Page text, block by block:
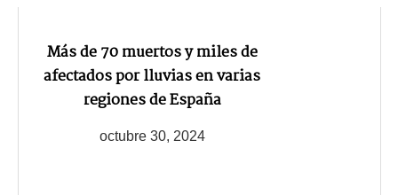
Más de 70 muertos y miles de
afectados por lluvias en varias
regiones de España
octubre 30, 2024